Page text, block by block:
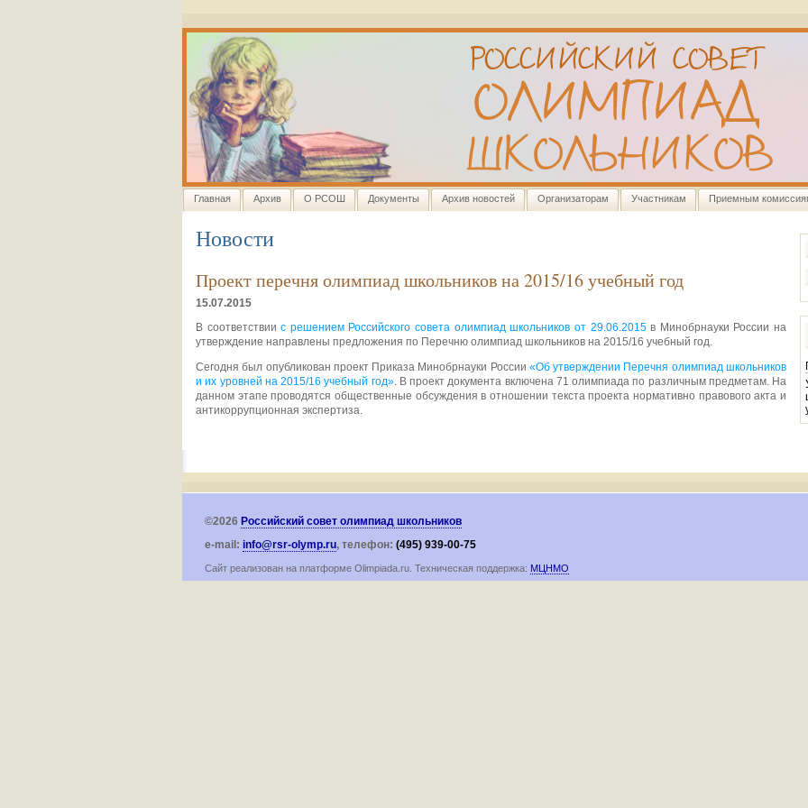
Главная Архив О РСОШ Документы Архив новостей Организаторам Участникам Приемным
Новости
Проект перечня олимпиад школьников на 2015/16 учебный год
15.07.2015
В соответствиис решением Российского совета олимпиад школьников от 29.06.2015в Минобрнауки России на
утверждение направлены предложения по Перечню олимпиад школьников на 2015/16 учебный год.
Сегодня был опубликован проект Приказа Минобрнауки России «Об утверждении Перечня олимпиад школьников
и их уровней на 2015/16 учебный год». В проект документа включена 71 олимпиада по различным предметам. На
данном этапе проводятся общественные обсуждения в отношении текста проекта нормативно правового акта и
антикоррупционная экспертиза.
©2026 Российский совет олимпиад школьников
e-mail: info@rsr-olymp.ru, телефон: (495) 939-00-75
Сайт реализован на платформе Olimpiada.ru. Техническая поддержка: МЦНМО